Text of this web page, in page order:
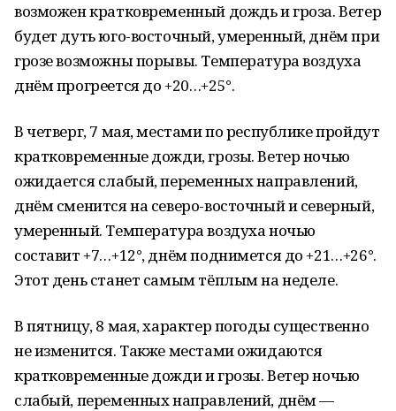
возможен кратковременный дождь и гроза. Ветер
будет дуть юго-восточный, умеренный, днём при
грозе возможны порывы. Температура воздуха
днём прогреется до +20…+25°.
В четверг, 7 мая, местами по республике пройдут
кратковременные дожди, грозы. Ветер ночью
ожидается слабый, переменных направлений,
днём сменится на северо-восточный и северный,
умеренный. Температура воздуха ночью
составит +7…+12°, днём поднимется до +21…+26°.
Этот день станет самым тёплым на неделе.
В пятницу, 8 мая, характер погоды существенно
не изменится. Также местами ожидаются
кратковременные дожди и грозы. Ветер ночью
слабый, переменных направлений, днём —